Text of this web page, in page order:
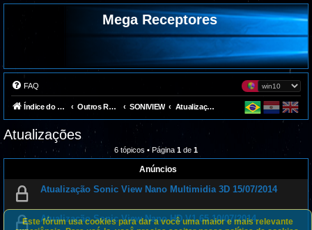
Mega Receptores
FAQ
Índice do fórum Outros Receptores SONIVIEW Atualizações
Atualizações
6 tópicos • Página 1 de 1
Anúncios
Atualização Sonic View Nano Multimidia 3D 15/07/2014
Atualização Sonic View Nano HD V1.65 10/07/2014
Este fórum usa cookies para dar a você uma maior e mais relevante